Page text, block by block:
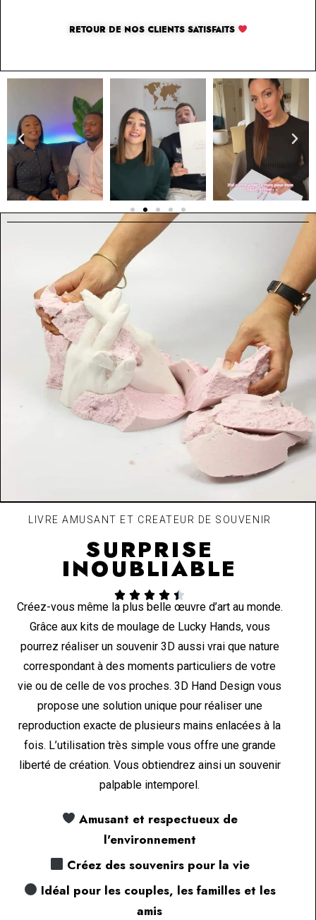
RETOUR DE NOS CLIENTS SATISFAITS
LIVRE AMUSANT ET CREATEUR DE SOUVENIR
SURPRISE
INOUBLIABLE
    
Créez-vous même la plus belle œuvre d’art au monde.
Grâce aux kits de moulage de Lucky Hands, vous
pourrez réaliser un souvenir 3D aussi vrai que nature
correspondant à des moments particuliers de votre
vie ou de celle de vos proches. 3D Hand Design vous
propose une solution unique pour réaliser une
reproduction exacte de plusieurs mains enlacées à la
fois. L’utilisation très simple vous offre une grande
liberté de création. Vous obtiendrez ainsi un souvenir
palpable intemporel.
Amusant et respectueux de
l'environnement
Créez des souvenirs pour la vie
Idéal pour les couples, les familles et les
amis